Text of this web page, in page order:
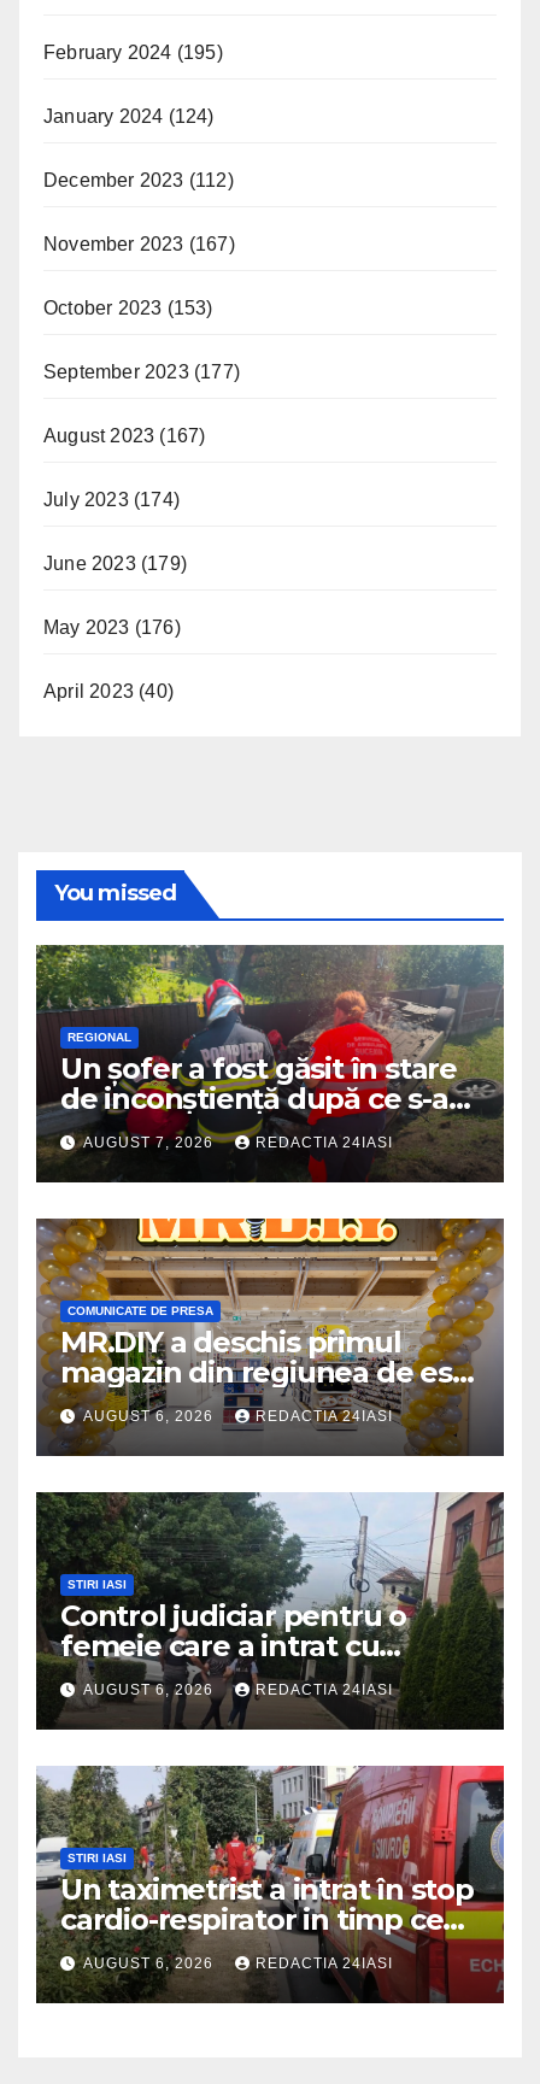
February 2024 (195)
January 2024 (124)
December 2023 (112)
November 2023 (167)
October 2023 (153)
September 2023(177)
August 2023 (167)
July 2023(174)
June 2023(179)
May 2023 (176)
April 2023 (40)
You missed
REGIONAL
Un șofer a fost găsit în stare
de inconștiență după ce s-a
răsturnat cu autoturismul pe
marginea drumului
AUGUST 7, 2026 REDACTIA 24IASI
COMUNICATE DE PRESA
MR.DIY a deschis primul
magazin din regiunea de est,
la Iulius Mall Iași: peste 10.000
de produse, la prețuri
avantajoase
AUGUST 6, 2026 REDACTIA 24IASI
STIRI IASI
Control judiciar pentru o
femeie care a intrat cu
mașina într-o turmă de oi
AUGUST 6, 2026 REDACTIA 24IASI
STIRI IASI
Un taximetrist a intrat în stop
cardio-respirator in timp ce
se afla la volan
AUGUST 6, 2026 REDACTIA 24IASI